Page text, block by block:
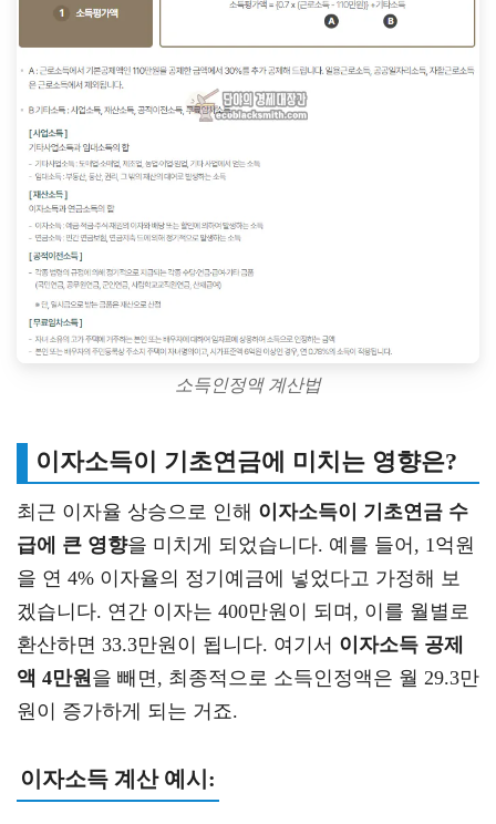
소득인정액 계산법
이자소득이 기초연금에 미치는 영향은?
최근 이자율 상승으로 인해 이자소득이 기초연금 수
급에 큰 영향을 미치게 되었습니다. 예를 들어, 1억원
을 연 4% 이자율의 정기예금에 넣었다고 가정해 보
겠습니다. 연간 이자는 400만원이 되며, 이를 월별로
환산하면 33.3만원이 됩니다. 여기서 이자소득 공제
액 4만원 을 빼면, 최종적으로 소득인정액은 월 29.3만
원이 증가하게 되는 거죠.
이자소득 계산 예시: